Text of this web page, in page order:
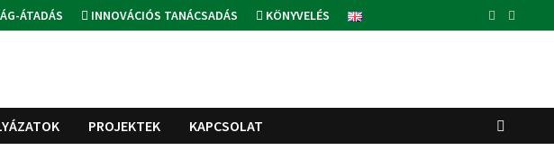
ÁTADÁS INNOVÁCIÓS TANÁCSADÁS KÖNYVELÉS
PROJEKTEK KAPCSOLAT